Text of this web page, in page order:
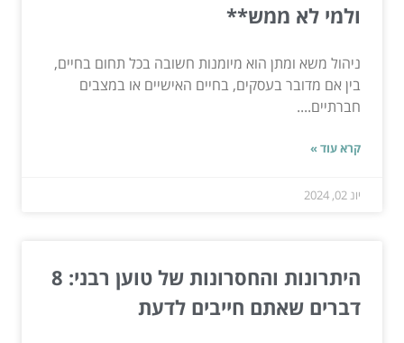
ולמי לא ממש**
ניהול משא ומתן הוא מיומנות חשובה בכל תחום בחיים,
בין אם מדובר בעסקים, בחיים האישיים או במצבים
חברתיים....
קרא עוד »
יונ 02, 2024
היתרונות והחסרונות של טוען רבני: 8
דברים שאתם חייבים לדעת